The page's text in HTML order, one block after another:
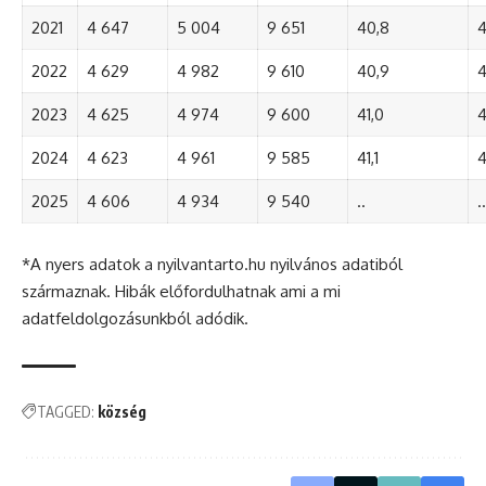
2021 4 647 5 004 9 651 40,8
2022 4 629 4 982 9 610 40,9
2023 4 625 4 974 9 600 41,0
2024 4 623 4 961 9 585 41,1
2025 4 606 4 934 9 540 .. ..
*A nyers adatok a nyilvantarto.hu nyilvános adatiból
származnak. Hibák előfordulhatnak ami a mi
adatfeldolgozásunkból adódik.
TAGGED: község